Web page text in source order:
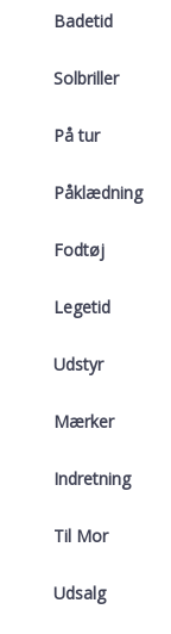
Badetid
Solbriller
På tur
Påklædning
Fodtøj
Legetid
Udstyr
Mærker
Indretning
Til Mor
Udsalg